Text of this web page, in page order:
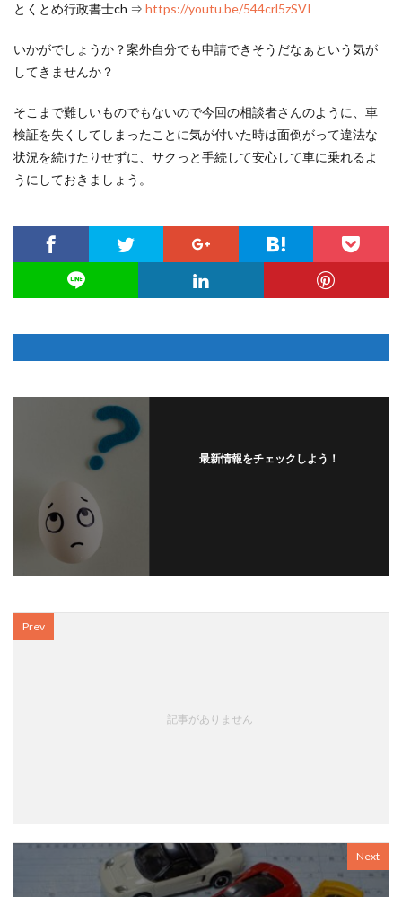
とくとめ行政書士ch ⇒ https://youtu.be/544crl5zSVI
いかがでしょうか？案外自分でも申請できそうだなぁという気が
してきませんか？
そこまで難しいものでもないので今回の相談者さんのように、車
検証を失くしてしまったことに気が付いた時は面倒がって違法な
状況を続けたりせずに、サクっと手続して安心して車に乗れるよ
うにしておきましょう。
最新情報をチェックしよう！
Prev
記事がありません
Next